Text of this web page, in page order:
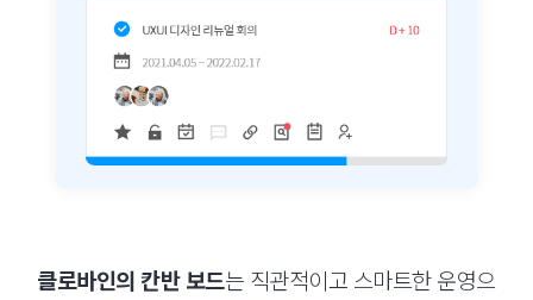
클로바인의 칸반 보드는 직관적이고 스마트한 운영으